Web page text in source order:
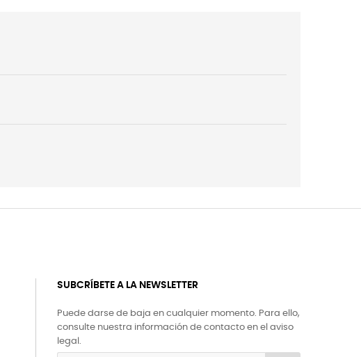
SUBCRÍBETE A LA NEWSLETTER
Puede darse de baja en cualquier momento. Para ello,
consulte nuestra información de contacto en el aviso
legal.